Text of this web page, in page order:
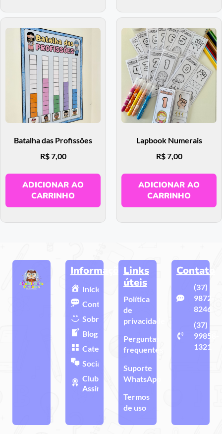
Batalha das Profissões
R$7,00
ADICIONAR AO
CARRINHO
Lapbook Numerais
R$7,00
ADICIONAR AO
CARRINHO
Informações
Início
Contato
Sobre
Blog
Categorias
Sociais
Clube de
Assinatura
Links
úteis
Política
de
privacidade
Perguntas
frequentes
Suporte
WhatsApp
Termos
de uso
Contato
(37)
9872-
8246
(37)
99858-
1321